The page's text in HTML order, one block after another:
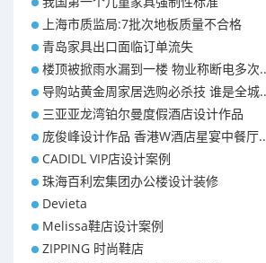
上海市质监局:7批次地板质量不合格
青岛家具出口面临订单流失
楼顶被掀雨水漏到一楼 物业称断电多次
导购站黄金周家居选购必杀技 谁是全城
三亚亚龙湾铂尔曼度假酒店设计作品
庞俊峰设计作品 香港W酒店星宴中餐厅
CADIDL VIP店设计案例
珠海百利宏集团办公楼设计装修
Devieta
Melissa鞋店设计案例
ZIPPING 时尚鞋店